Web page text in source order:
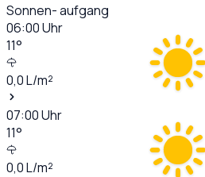
Sonnen- aufgang
06:00Uhr
11°
0,0L/m²
07:00Uhr
11°
0,0L/m²